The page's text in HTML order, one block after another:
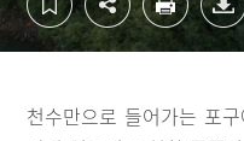
천수만으로 들어가는 포